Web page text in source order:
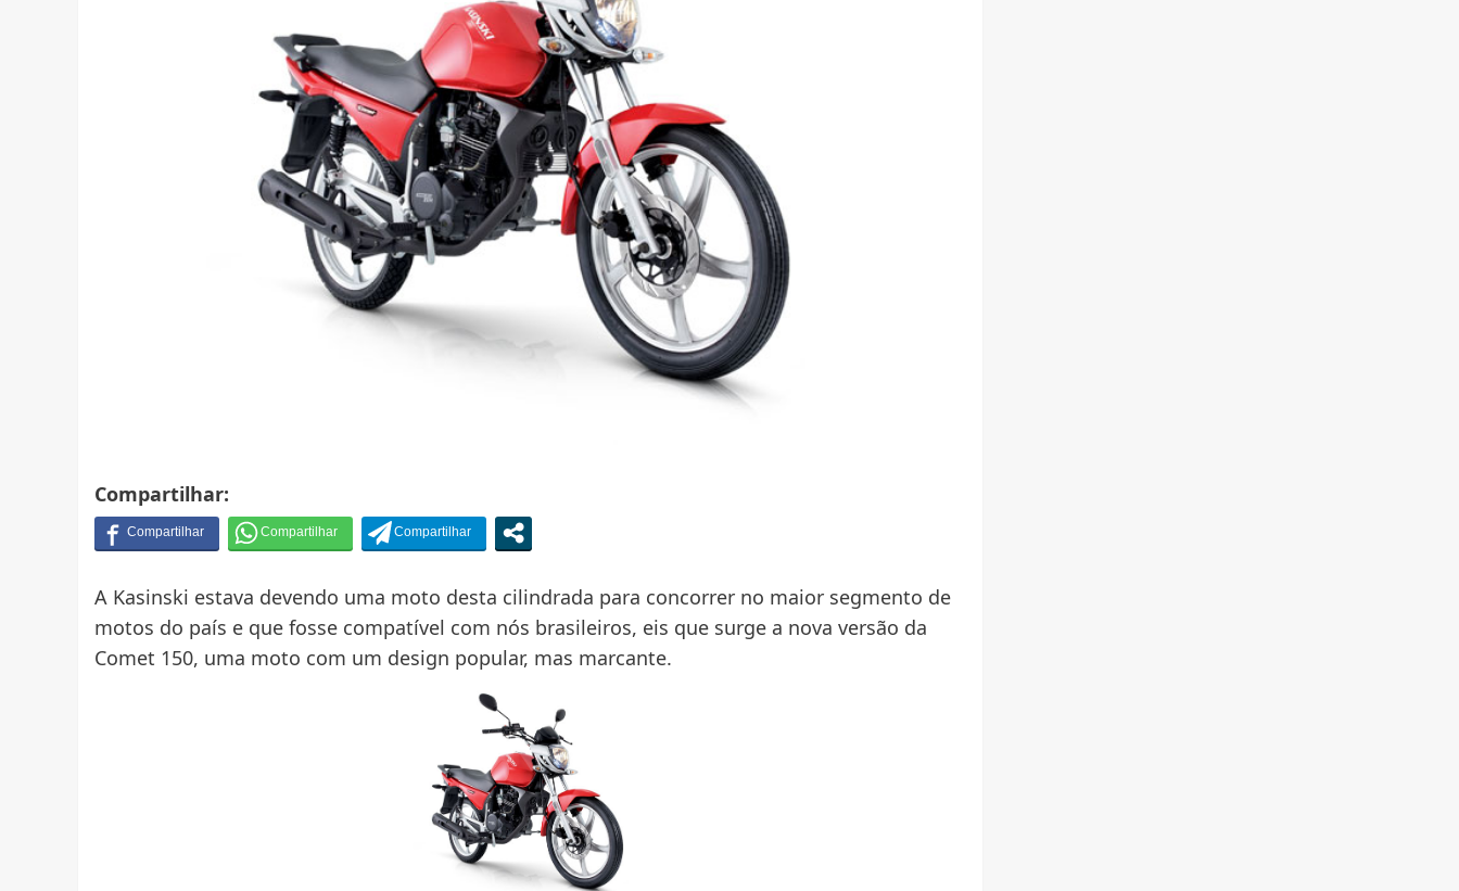
Compartilhar:
A Kasinski estava devendo uma moto desta cilindrada para concorrer no maior segmento de
motos do país e que fosse compatível com nós brasileiros, eis que surge a nova versão da
Comet 150, uma moto com um design popular, mas marcante.